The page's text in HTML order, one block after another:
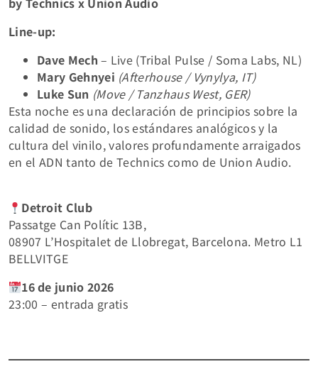
Line‑up:
Dave Mech – Live (Tribal Pulse / Soma Labs, NL)
Mary Gehnyei (Afterhouse / Vynylya, IT)
Luke Sun (Move / Tanzhaus West, GER)
Esta noche es una declaración de principios sobre la
calidad de sonido, los estándares analógicos y la
cultura del vinilo, valores profundamente arraigados
en el ADN tanto de Technics como de Union Audio.
Detroit Club
Passatge Can Polític 13B,
08907 L’Hospitalet de Llobregat, Barcelona. Metro L1
BELLVITGE
16 de junio 2026
23:00 – entrada gratis